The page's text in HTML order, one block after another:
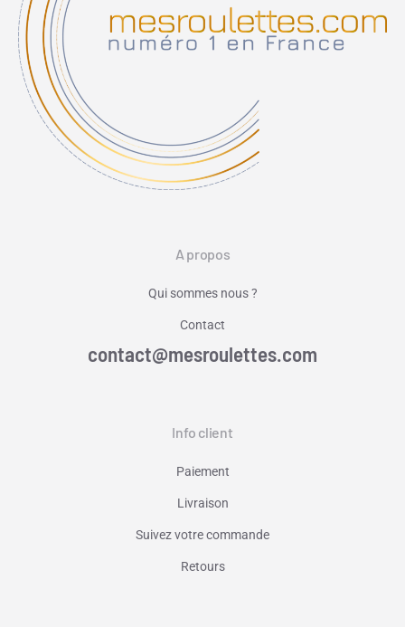
A propos
Qui sommes nous ?
Contact
contact@mesroulettes.com
Info client
Paiement
Livraison
Suivez votre commande
Retours